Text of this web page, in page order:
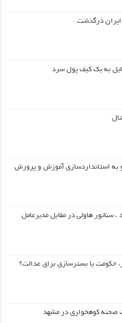
ایران درگذشت
به یک کیف‌ پول سرد
به استانداردسازی آموزش و پرورش
، سناتور هاولی در مقابل مدیرعامل
حکومت یا بسترسازی برای عدالت؟
صحنه کوهخواری در مشهد